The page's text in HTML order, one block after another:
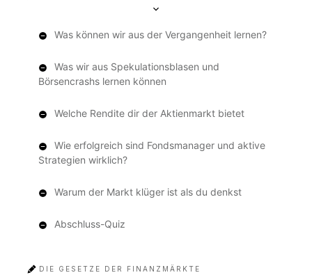
Was können wir aus der Vergangenheit lernen?
Was wir aus Spekulationsblasen und
Börsencrashs lernen können
Welche Rendite dir der Aktienmarkt bietet
Wie erfolgreich sind Fondsmanager und aktive
Strategien wirklich?
Warum der Markt klüger ist als du denkst
Abschluss-Quiz
DIE GESETZE DER FINANZMÄRKTE